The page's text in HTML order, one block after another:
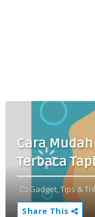
Cara
Terbaca
Gadget,Tips &
Share This